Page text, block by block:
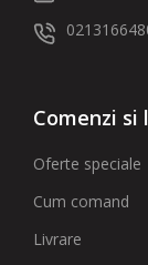
Comenzi si
Oferte speciale
Cum comand
Livrare